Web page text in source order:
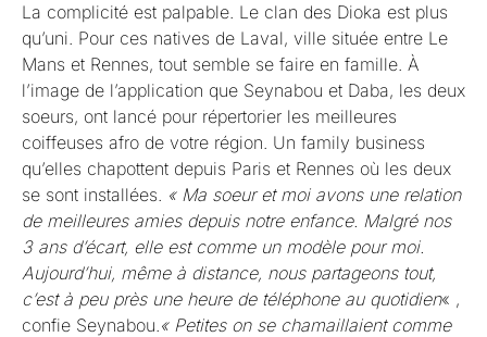
La complicité est palpable. Le clan des Dioka est plus
qu’uni. Pour ces natives de Laval, ville située entre Le
Mans et Rennes, tout semble se faire en famille. À
l’image de l’application que Seynabou et Daba, les deux
soeurs, ont lancé pour répertorier les meilleures
coiffeuses afro de votre région. Un family business
qu’elles chapottent depuis Paris et Rennes où les deux
se sont installées. « Ma soeur et moi avons une relation
de meilleures amies depuis notre enfance. Malgré nos
3 ans d’écart, elle est comme un modèle pour moi.
Aujourd’hui, même à distance, nous partageons tout,
c’est à peu près une heure de téléphone au quotidien« ,
confie Seynabou.« Petites on se chamaillaient comme